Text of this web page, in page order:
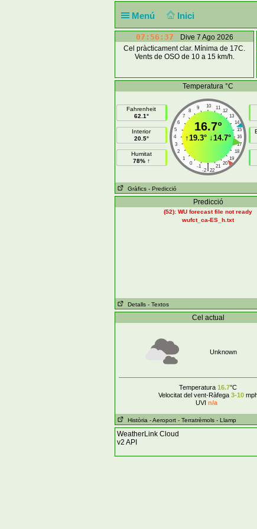
Menú Inici
07:56:37
Dive 7 Ago 2026
Cel pràcticament clar. Mínima de 17C.
Vents de OSO de 10 a 15 km/h.
Temperatura °C
Fahrenheit
62.1°
Interior
20.5°
Humitat
78% ↑
10
9 11
8
12
7
13
6
14
5
15
4
16
3
17
2
18
1
19
0
20
-1 21
|
-2 22
16.7°
↑19.3° ↓14.7°
Gràfics - Predicció
Predicció
(52): WU forecast file not ready
wufct_ca-ES_h.txt
Detalls - Textos
Cel actual
Unknown
Temperatura 16.7°C
Velocitat del vent-Ràfega 3-10
UVI n/a
Història - Aeroport - Terratrèmols - Llamp
WeatherLink Cloud
v2 API